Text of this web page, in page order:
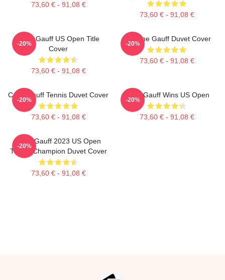
73,60 € - 91,08 €
73,60 € - 91,08 €
Coco Gauff US Open Title
Cover
73,60 € - 91,08 €
-20%
Caroline Gauff Duvet Cover
73,60 € - 91,08 €
-20%
Coco Gauff Tennis Duvet Cover
73,60 € - 91,08 €
-20%
Coco Gauff Wins US Open
73,60 € - 91,08 €
-20%
Coco Gauff 2023 US Open
Tennis Champion Duvet Cover
73,60 € - 91,08 €
-20%